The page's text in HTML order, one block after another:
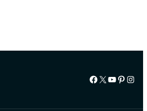
Facebook
X Youtube